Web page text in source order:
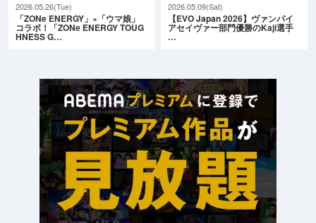
2026.05.26(Tue)
「ZONe ENERGY」×「ウマ娘」
コラボ！「ZONe ENERGY TOUG
HNESS G…
2026.05.09(Sat)
【EVO Japan 2026】ヴァンパイ
アセイヴァー部門優勝のKaji選手
…